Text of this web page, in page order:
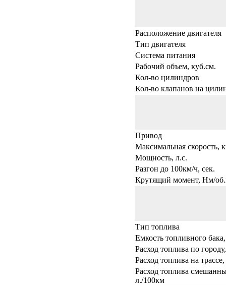
Расположение двигателя
Тип двигателя
Система питания
Рабочий объем, куб.см.
Кол-во цилиндров
Кол-во клапанов на
Привод
Максимальная скорость,
Мощность, л.с.
Разгон до 100км/ч, сек.
Крутящий момент, Нм/
Тип топлива
Емкость топливного
Расход топлива по
Расход топлива на
Расход топлива
л./100км